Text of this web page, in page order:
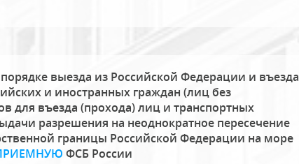
выезда из Российской Федерации и въезда
и иностранных граждан (лиц без
для въезда (прохода) лиц и транспортных
разрешения на неоднократное пересечение
границы Российской Федерации на море
ФСБ России